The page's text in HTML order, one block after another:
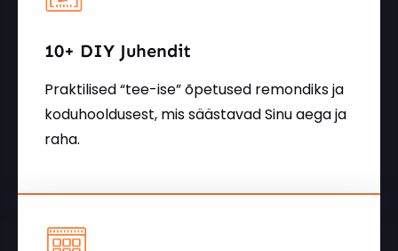
10+ DIY Juhendit
Praktilised “tee-ise” õpetused remondiks ja
koduhooldusest, mis säästavad Sinu aega ja
raha.